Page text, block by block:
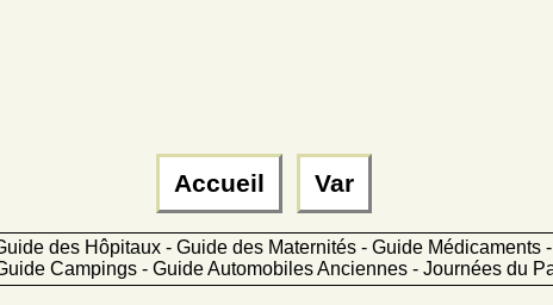
Accueil Var
des Hôpitaux - Guide des Maternités - Guide Médicaments
Campings - Guide Automobiles Anciennes - Journées du